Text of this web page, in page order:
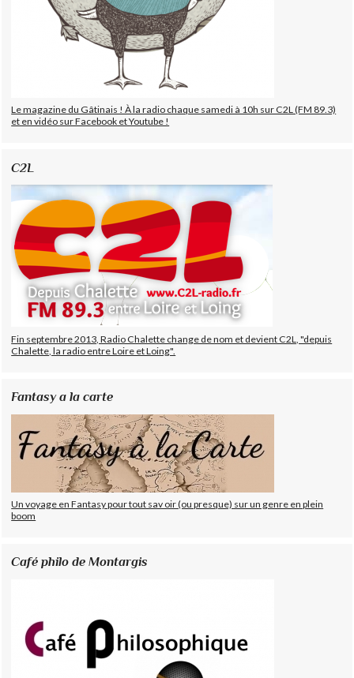
Le magazine du Gâtinais ! À la radio chaque samedi à 10h sur C2L (FM 89.3)
et en vidéo sur Facebook et Youtube !
C2L
Fin septembre 2013, Radio Chalette change de nom et devient C2L, "depuis
Chalette, la radio entre Loire et Loing".
Fantasy a la carte
Un voyage en Fantasy pour tout sav oir (ou presque) sur un genre en plein
boom
Café philo de Montargis